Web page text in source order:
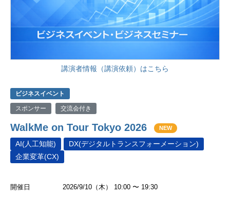
講演者情報（講演依頼）はこちら
ビジネスイベント
スポンサー 交流会付き
WalkMe on Tour Tokyo 2026 NEW
AI(人工知能)
DX(デジタルトランスフォーメーション)
企業変革(CX)
開催日 2026/9/10（木） 10:00 〜 19:30